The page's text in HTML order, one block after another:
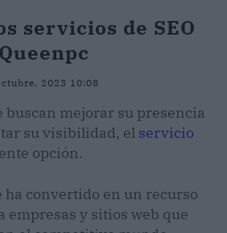
servicios de SEO
2023 10:08
buscan mejorar su presencia
su visibilidad, el servicio
opción.
ha convertido en un recurso
empresas y sitios web que